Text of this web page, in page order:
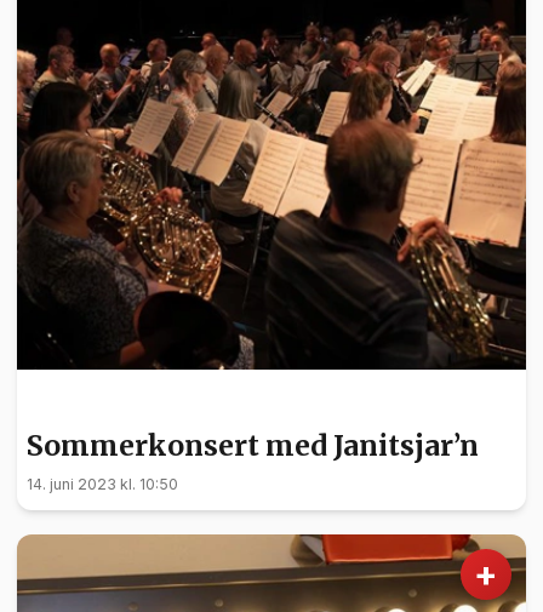
Sommerkonsert med Janitsjar’n
14. juni 2023 kl. 10:50
+